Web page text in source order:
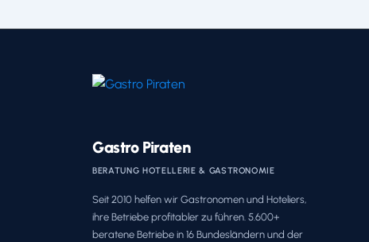
Gastro Piraten
BERATUNG HOTELLERIE & GASTRONOMIE
Seit 2010 helfen wir Gastronomen und Hoteliers,
ihre Betriebe profitabler zu führen. 5.600+
beratene Betriebe in 16 Bundesländern und der